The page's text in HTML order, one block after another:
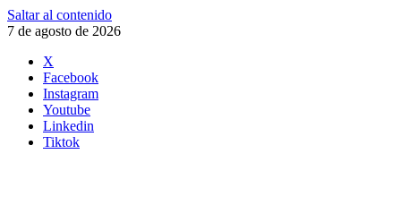
Saltar al contenido
7 de agosto de 2026
X
Facebook
Instagram
Youtube
Linkedin
Tiktok